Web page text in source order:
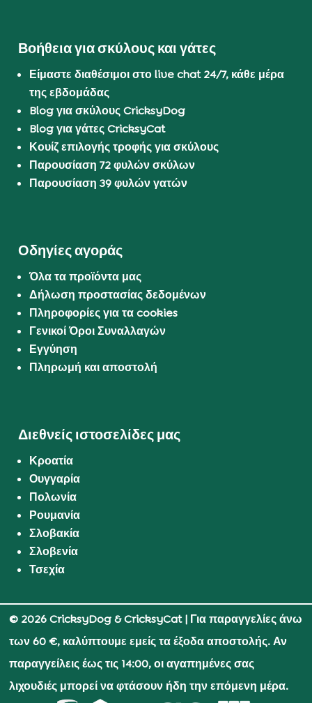
Βοήθεια για σκύλους και γάτες
Είμαστε διαθέσιμοι στο live chat 24/7, κάθε μέρα
της εβδομάδας
Blog για σκύλους CricksyDog
Blog για γάτες CricksyCat
Κουίζ επιλογής τροφής για σκύλους
Παρουσίαση 72 φυλών σκύλων
Παρουσίαση 39 φυλών γατών
Οδηγίες αγοράς
Όλα τα προϊόντα μας
Δήλωση προστασίας δεδομένων
Πληροφορίες για τα cookies
Γενικοί Όροι Συναλλαγών
Εγγύηση
Πληρωμή και αποστολή
Διεθνείς ιστοσελίδες μας
Κροατία
Ουγγαρία
Πολωνία
Ρουμανία
Σλοβακία
Σλοβενία
Τσεχία
© 2026 CricksyDog & CricksyCat| Για παραγγελίες άνω
των 60 €, καλύπτουμε εμείς τα έξοδα αποστολής. Αν
παραγγείλεις έως τις 14:00, οι αγαπημένες σας
λιχουδιές μπορεί να φτάσουν ήδη την επόμενη μέρα.